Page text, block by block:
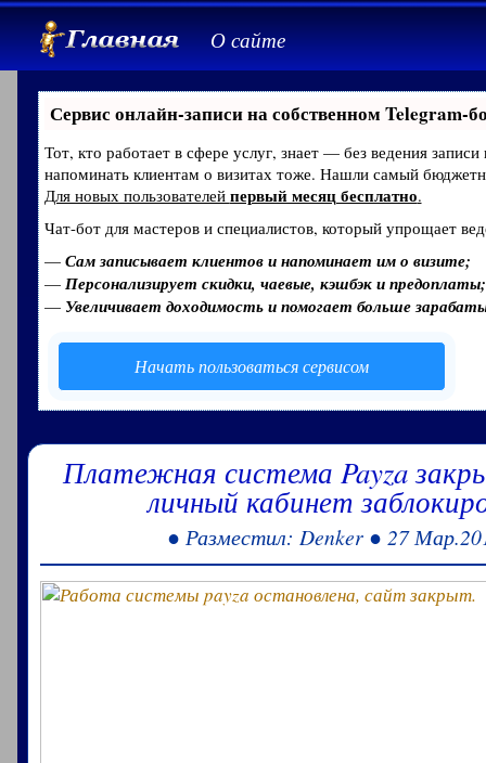
О сайте
Сервис онлайн-записи на собственном Telegram-
Тот, кто работает в сфере услуг, знает — без ведения
напоминать клиентам о визитах тоже. Нашли самый
Для новых пользователей первый месяц бесплатно.
Чат-бот для мастеров и специалистов, который упрощает
— Сам записывает клиентов и напоминает им о визите;
— Персонализирует скидки, чаевые, кэшбэк и предоплаты;
— Увеличивает доходимость и помогает больше
Начать пользоваться сервисом
Платежная система Payza
личный кабинет
● Разместил: Denker ● 27